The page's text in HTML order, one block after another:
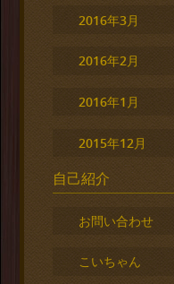
2016年3月
2016年2月
2016年1月
2015年12月
自己紹介
お問い合わせ
こいちゃん